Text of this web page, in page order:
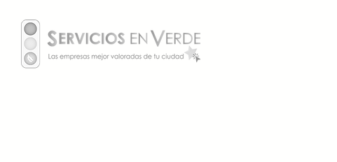
¿Merece la pena instalar un
cargador aunque todavía no